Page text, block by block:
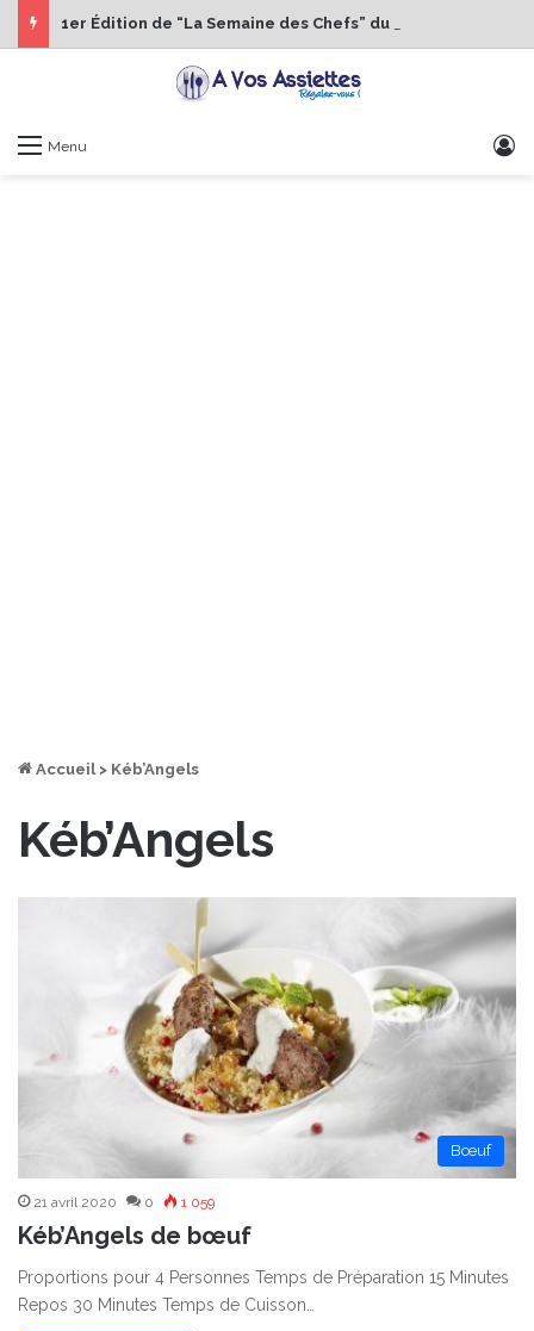
Menu
Accueil > Kéb’Angels
Kéb’Angels
Bœuf
21 avril 2020 0 1 059
Kéb’Angels de bœuf
Proportions pour 4 Personnes Temps de Préparation 15 Minutes
Repos 30 Minutes Temps de Cuisson…